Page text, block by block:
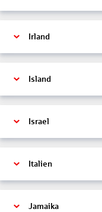
Irland
Island
Israel
Italien
Jamaika